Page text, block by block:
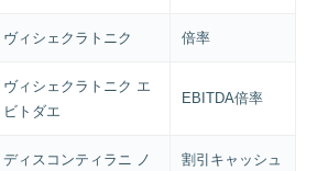
ヴィシェクラトニク 倍率
ヴィシェクラトニク エ
ビトダエ
EBITDA倍率
ディスコンティラニ ノ
割引キャッシュ